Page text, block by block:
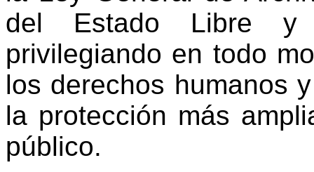
del Estado Libre y
privilegiando en todo
los derechos humanos y
la protección más
público.